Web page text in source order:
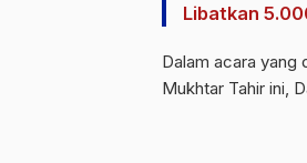
Libatkan
Dalam acara yang
Mukhtar Tahir ini,